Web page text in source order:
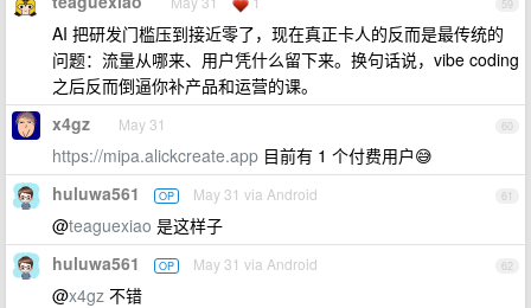
59
AI 把研发门槛压到接近零了，现在真正卡人的反而是最传统的
问题：流量从哪来、用户凭什么留下来。换句话说，vibe coding
之后反而倒逼你补产品和运营的课。
60
x4gz May 31
https://mipa.alickcreate.app 目前有 1 个付费用户😅
61
huluwa561 OP May 31 via Android
@teaguexiao 是这样子
62
huluwa561 OP May 31 via Android
@x4gz 不错